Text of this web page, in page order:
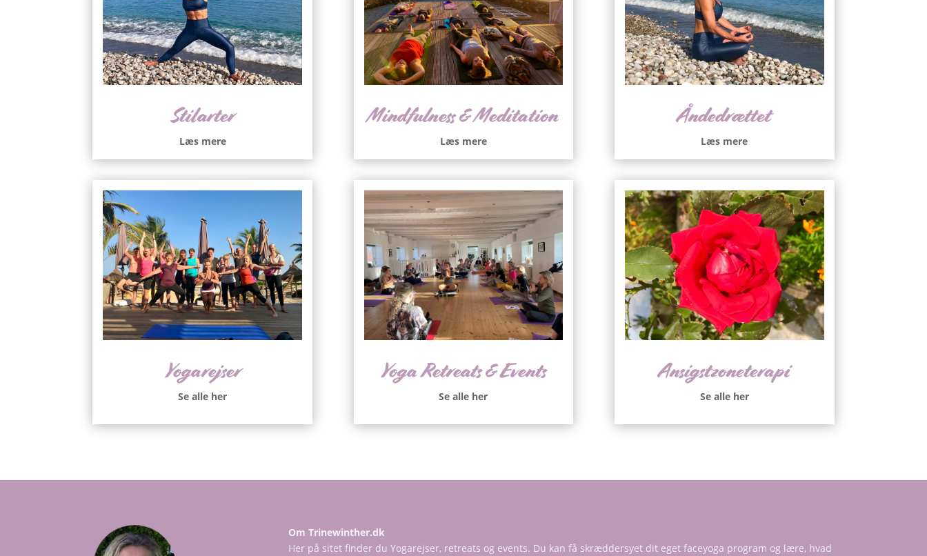
Stilarter
Læs mere
Yogarejser
Se alle her
Mindfulness & Meditation
Læs mere
Yoga Retreats & Events
Se alle her
Åndedrættet
Læs mere
Ansigstzoneterapi
Se alle her
Om Trinewinther.dk
Her på sitet finder du Yogarejser, retreats og events. Du kan få skræddersyet dit eget faceyoga program og lære, hvad